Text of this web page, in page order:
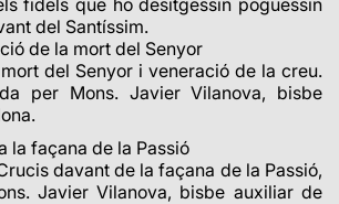
del Santíssim.
de la mort del Senyor
del Senyor i veneració de la creu.
per Mons. Javier Vilanova, bisbe
la façana de la Passió
davant de la façana de la Passió,
Javier Vilanova, bisbe auxiliar de